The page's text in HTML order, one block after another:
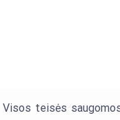
Visos teisės